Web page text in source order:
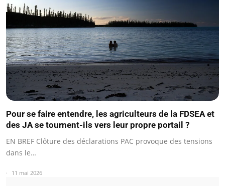
Pour se faire entendre, les agriculteurs de la FDSEA et
des JA se tournent-ils vers leur propre portail ?
EN BREF Clôture des déclarations PAC provoque des tensions
dans le…
11 mai 2026